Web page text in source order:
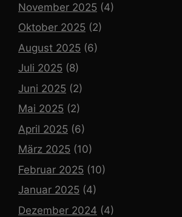
November 2025 (4)
Oktober 2025 (2)
August 2025 (6)
Juli 2025 (8)
Juni 2025 (2)
Mai 2025 (2)
April 2025 (6)
März 2025 (10)
Februar 2025 (10)
Januar 2025 (4)
Dezember 2024 (4)